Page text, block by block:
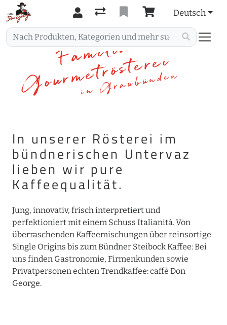
Deutsch
Familiäre
Gourmetrösterei
in Graubünden
In unserer Rösterei im
bündnerischen Untervaz
lieben wir pure
Kaffeequalität.
Jung, innovativ, frisch interpretiert und
perfektioniert mit einem Schuss Italianità. Von
überraschenden Kaffeemischungen über reinsortige
Single Origins bis zum Bündner Steibock Kaffee: Bei
uns finden Gastronomie, Firmenkunden sowie
Privatpersonen echten Trendkaffee: caffè Don
George.